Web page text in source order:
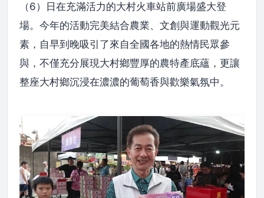
（6）日在充滿活力的大村火車站前廣場盛大登
場。今年的活動完美結合農業、文創與運動觀光元
素，自早到晚吸引了來自全國各地的熱情民眾參
與，不僅充分展現大村鄉豐厚的農特產底蘊，更讓
整座大村鄉沉浸在濃濃的葡萄香與歡樂氣氛中。